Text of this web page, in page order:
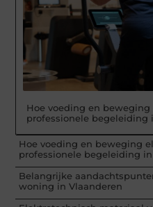
Hoe voeding en
professionele begeleiding
Hoe voeding en beweging
professionele begeleiding
Belangrijke
woning in Vlaanderen